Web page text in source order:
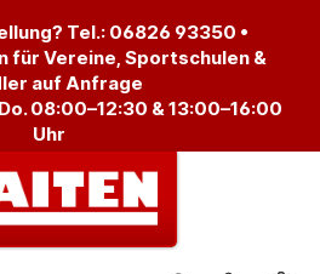
Tel.: 06826 93350 •
für Vereine, Sportschulen &
auf Anfrage
08:00–12:30 & 13:00–16:00
Uhr